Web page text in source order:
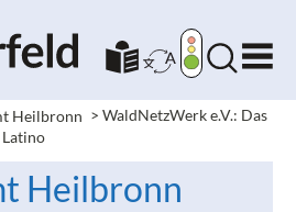
Heilbronn >WaldNetzWerk e.V.: Das
Heilbronn